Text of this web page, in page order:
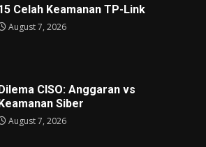
Celah Keamanan TP-Link
August 7, 2026
Dilema CISO: Anggaran vs
Keamanan Siber
August 7, 2026